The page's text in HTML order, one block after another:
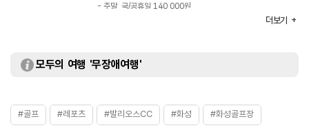
- 주말, 국/공휴일 140,000원
- 150,000원
- 주말 15,000원
※ 비회원 기준
더보기
모두의 여행 '무장애여행'
#골프 #레포츠 #발리오스CC #화성 #화성골프장